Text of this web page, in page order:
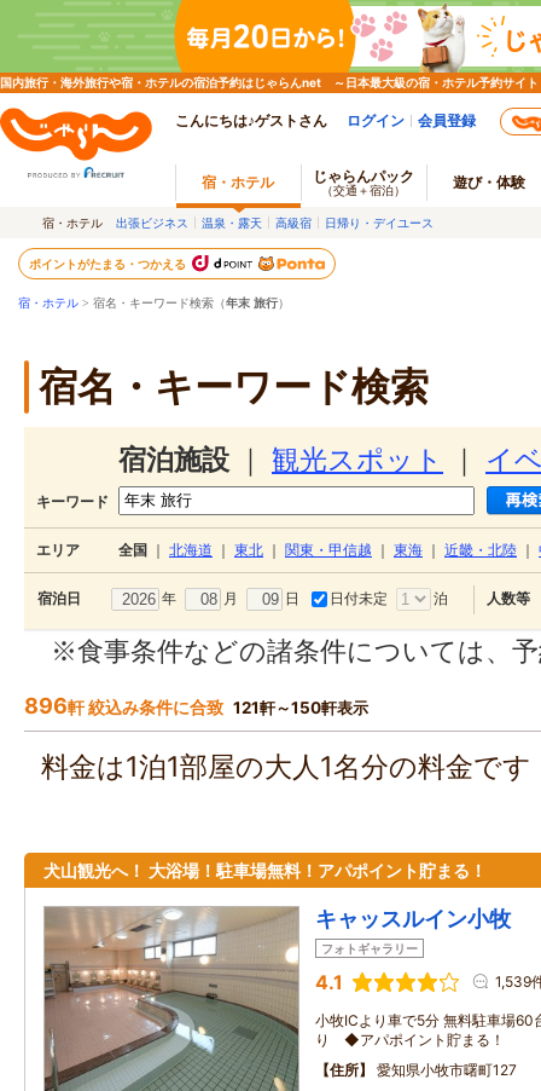
国内旅行・海外旅行や宿・ホテルの宿泊予約はじゃらんnet ～日本最大級の宿・ホテル予約サイト
こんにちは♪ゲストさん ログイン 会員登録
宿・ホテル じゃらんパック
（交通＋宿泊） 遊び・体験
宿・ホテル 出張ビジネス 温泉・露天 高級宿 日帰り・デイユース
ポイントがたまる・つかえる
宿・ホテル > 宿名・キーワード検索（年末 旅行）
宿名・キーワード検索
宿泊施設 観光スポット イ
キーワード
エリア 全国 北海道 東北 関東・甲信越 東海 近畿・北陸
宿泊日 年 月 日 日付未定 泊 人数等
※食事条件などの諸条件については、
896軒 絞込み条件に合致 121軒～150軒表示
料金は1泊1部屋の大人1名分の料金で
犬山観光へ！ 大浴場！駐車場無料！アパポイント貯まる！
キャッスルイン小牧
フォトギャラリー
4.1 1,539
小牧ICより車で5分 無料駐車場
り ◆アパポイント貯まる！
住所
愛知県小牧市曙町127